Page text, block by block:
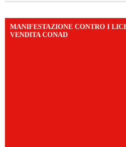
MANIFESTAZIONE CONTRO I
VENDITA CONAD